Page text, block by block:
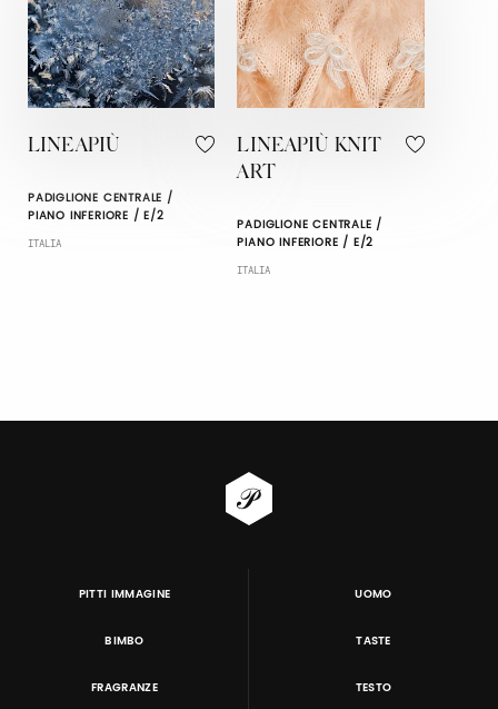
LINEAPIÙ
PADIGLIONE CENTRALE /
PIANO INFERIORE / E/2
ITALIA
LINEAPIÙ KNIT
ART
PADIGLIONE CENTRALE /
PIANO INFERIORE / E/2
ITALIA
PITTI IMMAGINE UOMO
BIMBO TASTE
FRAGRANZE TESTO